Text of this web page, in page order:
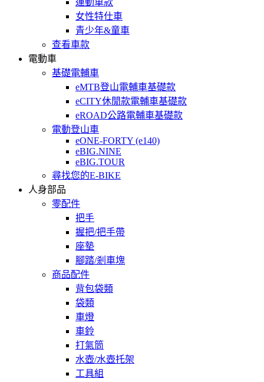
運動車款
女性特仕車
青少年&童車
查看車款
電動車
基礎電輔車
eMTB登山電輔車基礎款
eCITY休閒款電輔車基礎款
eROAD公路電輔車基礎款
電動登山車
eONE-FORTY (e140)
eBIG.NINE
eBIG.TOUR
尋找您的E-BIKE
人身部品
零配件
把手
握把/把手帶
座墊
腳踏/剎車塊
商品配件
背包袋類
袋類
車燈
車鈴
打氣筒
水壺/水壺托架
工具組